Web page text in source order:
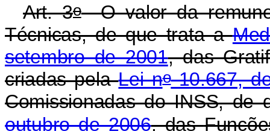
Art. 3oO valor da
Técnicas, de que trata a
setembro de 2001, das
criadas pelaLei no10.667,
Comissionadas do INSS,
outubro de 2006, das